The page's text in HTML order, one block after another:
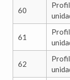
60
61
62